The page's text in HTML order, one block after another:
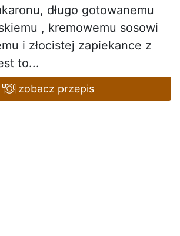
długo gotowanemu
, kremowemu sosowi
i złocistej zapiekance z
to...
zobacz przepis